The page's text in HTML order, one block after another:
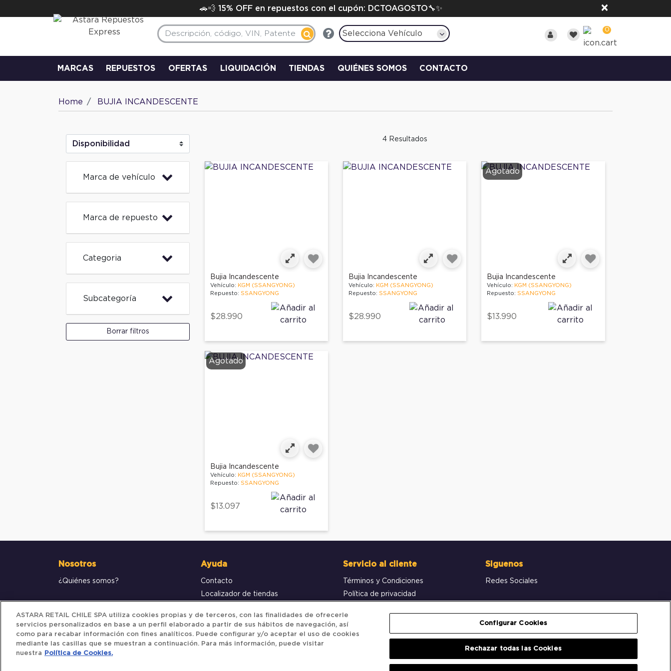
🚗💨 15% OFF en repuestos con el cupón: DCTOAGOSTO🔧✨ ×
Selecciona Vehículo 0
MARCAS REPUESTOS OFERTAS LIQUIDACIÓN TIENDAS QUIÉNES SOMOS CONTACTO
Home BUJIA INCANDESCENTE
4 Resultados
Marca de vehículo
Marca de repuesto
Categoria
Subcategoría
Borrar filtros
Bujia Incandescente
Vehículo: KGM (SSANGYONG)
Repuesto: SSANGYONG
$28.990
Bujia Incandescente
Vehículo: KGM (SSANGYONG)
Repuesto: SSANGYONG
$28.990
Agotado
Bujia Incandescente
Vehículo: KGM (SSANGYONG)
Repuesto: SSANGYONG
$13.990
Agotado
Bujia Incandescente
Vehículo: KGM (SSANGYONG)
Repuesto: SSANGYONG
$13.097
Nosotros
¿Quiénes somos?
Ayuda
Contacto
Localizador de tiendas
Servicio al cliente
Términos y Condiciones
Política de privacidad
Siguenos
Redes Sociales
ASTARA RETAIL CHILE SPA utiliza cookies propias y de terceros, con las finalidades de ofrecerle
servicios personalizados en base a un perfil elaborado a partir de sus hábitos de navegación, así
como para recabar información con fines analíticos. Puede configurar y/o aceptar el uso de cookies
mediante las casillas que se muestran a continuación. Para más información, puede visitar
nuestra
Política de Cookies.
Configurar Cookies
Rechazar todas las Cookies